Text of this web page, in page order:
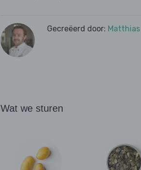
Gecreëerd door: Matthias
Wat we sturen